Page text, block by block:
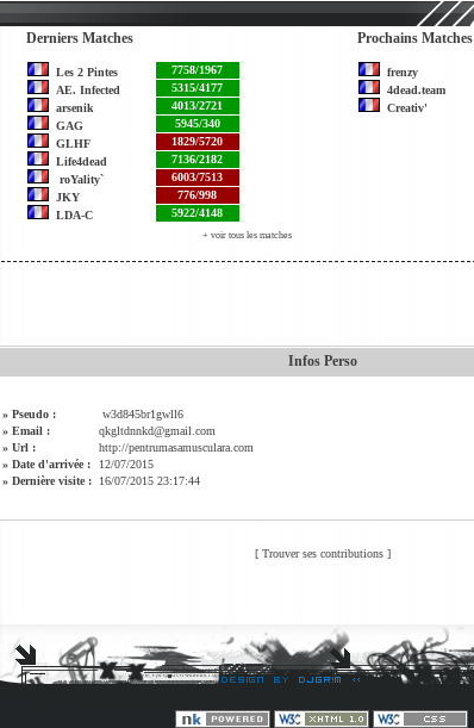
Derniers Matches
Les 2 Pintes
7758/1967
AE. Infected
5315/4177
arsenik
4013/2721
GAG
5945/340
GLHF
1829/5720
Life4dead
7136/2182
roYality`
6003/7513
JKY
776/998
LDA-C
5922/4148
Prochains Matches
frenzy
4dead.team
Creativ'
+ voir tous les matches
Infos Perso
» Pseudo :
w3d845br1gwll6
» Email :
qkgltdnnkd@gmail.com
» Url :
http://pentrumasamusculara.com
» Date d'arrivée :
12/07/2015
» Dernière visite :
16/07/2015 23:17:44
[ Trouver ses contributions ]